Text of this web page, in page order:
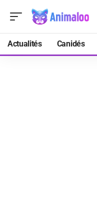
Actualités Canidés